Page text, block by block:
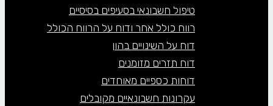
טיפול חשבונאי בסעיפים בסיסיים
רווח כולל אחר ודוח על הרווח הכולל
דוח על השינויים בהון
דוח תזרים מזומנים
דוחות כספיים מאוחדים
עקרונות חשבונאיים מקובלים